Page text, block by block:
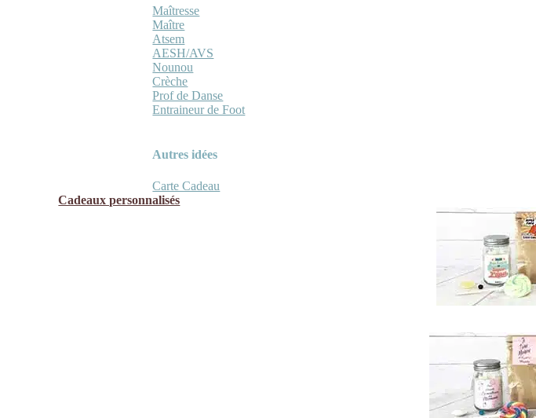
Maîtresse
Maître
Atsem
AESH/AVS
Nounou
Crèche
Prof de Danse
Entraineur de Foot
Autres idées
Carte Cadeau
Cadeaux personnalisés